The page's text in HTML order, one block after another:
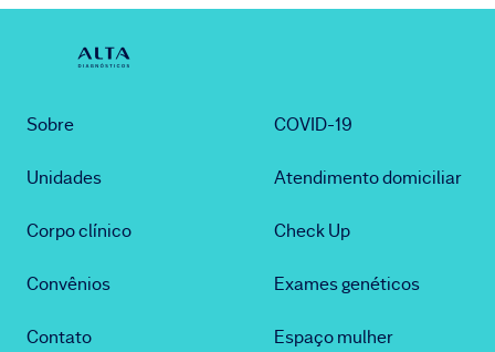
Sobre
Unidades
Corpo clínico
Convênios
Contato
COVID-19
Atendimento domiciliar
Check Up
Exames genéticos
Espaço mulher